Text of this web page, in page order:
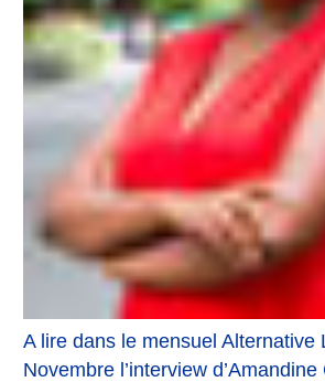
A lire dans le mensuel Alternative
Novembre l’interview d’Amandine